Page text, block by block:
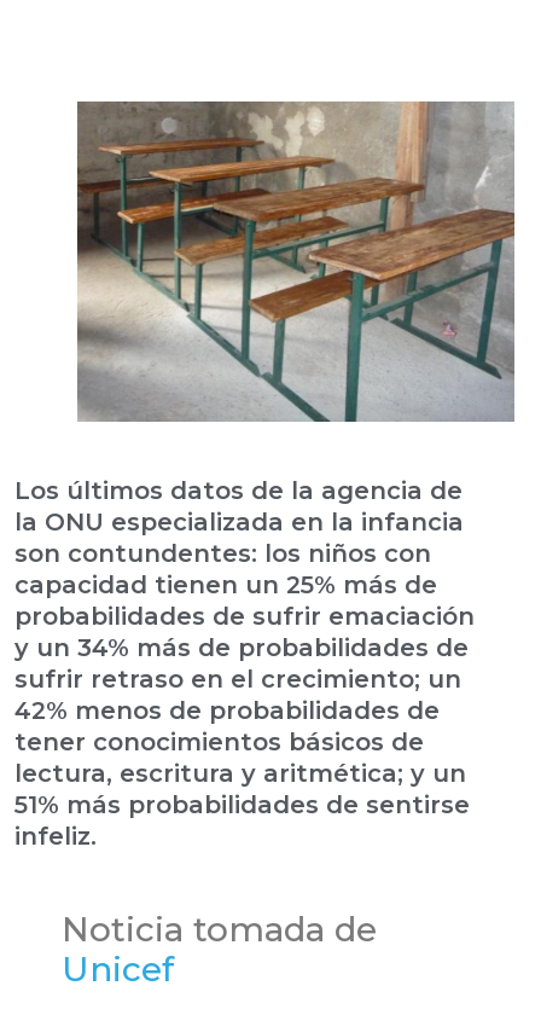
Los últimos datos de la agencia de
la ONU especializada en la infancia
son contundentes: los niños con
capacidad tienen un 25% más de
probabilidades de sufrir emaciación
y un 34% más de probabilidades de
sufrir retraso en el crecimiento; un
42% menos de probabilidades de
tener conocimientos básicos de
lectura, escritura y aritmética; y un
51% más probabilidades de sentirse
infeliz.
Noticia tomada de
Unicef